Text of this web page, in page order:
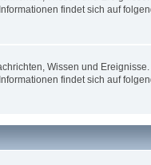
findet sich auf
Wissen und
findet sich auf